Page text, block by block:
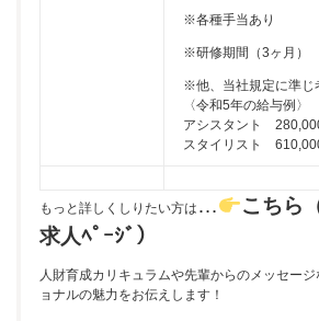
※各種手当あり
※研修期間（3ヶ月）
※他、当社規定に準じ
〈令和5年の給与例〉
アシスタント
スタイリスト
もっと詳しくしりたい方は …
こちら
求人ﾍﾟｰｼﾞ）
人財育成カリキュラムや先輩からのメッセー
ョナルの魅力をお伝えします！